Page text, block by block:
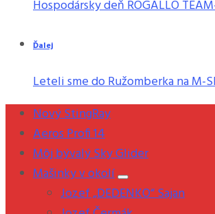
Hospodársky deň ROGALLO
Ďalej
Leteli sme do Ružomberka na M-
Nový StingRay
Aeros Profi 14
Môj bývalý Sky Glider
Mašinky v okolí
Jozef „DEDENKO“ Sajan